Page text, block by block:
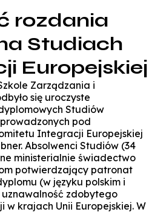
rozdania
Studiach
Europejskiej
Zarządzania i
się uroczyste
Studiów
pod
Integracji Europejskiej
Absolwenci Studiów (34
ministerialnie świadectwo
potwierdzający patronat
(w języku polskim i
zdobytego
w krajach Unii Europejskiej. W